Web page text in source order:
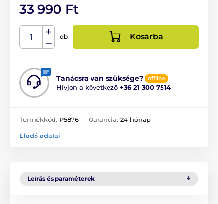
33 990 Ft
db Kosárba
Tanácsra van szüksége? offline
Hívjon a következő +36 21 300 7514
Termékkód: P5876 Garancia: 24 hónap
Eladó adatai
Leírás és paraméterek